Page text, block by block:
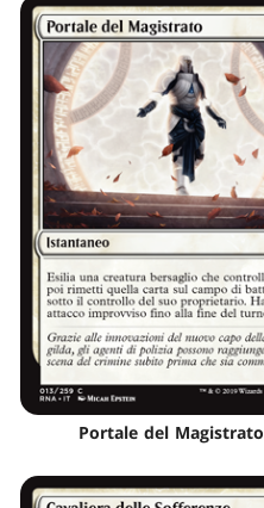
Portale del Magistrato